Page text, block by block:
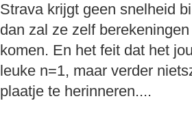
Strava krijgt geen snelheid
dan zal ze zelf
komen. En het feit dat het
leuke n=1, maar verder
plaatje te herinneren....